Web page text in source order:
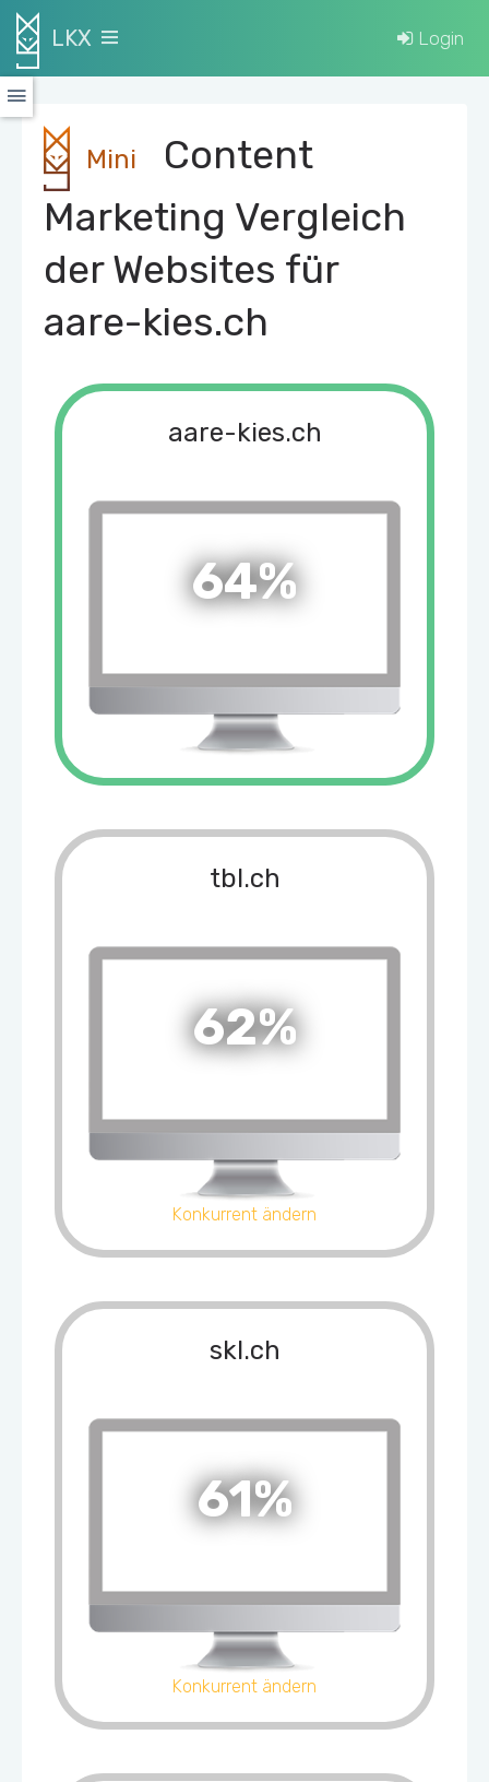
LKX Login
Mini
Content
Marketing Vergleich
der Websites für
aare-kies.ch
aare-kies.ch
64%
tbl.ch
62%
Konkurrent ändern
skl.ch
61%
Konkurrent ändern